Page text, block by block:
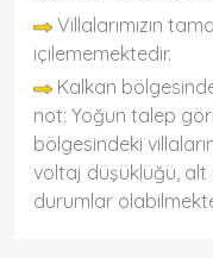
Villalarımızın
içilememektedir.
Kalkan
not: Yoğun talep
bölgesindeki
voltaj düşüklüğü, alt
durumlar